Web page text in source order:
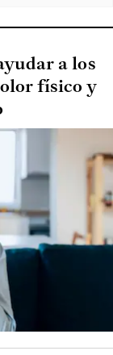
a los
físico y